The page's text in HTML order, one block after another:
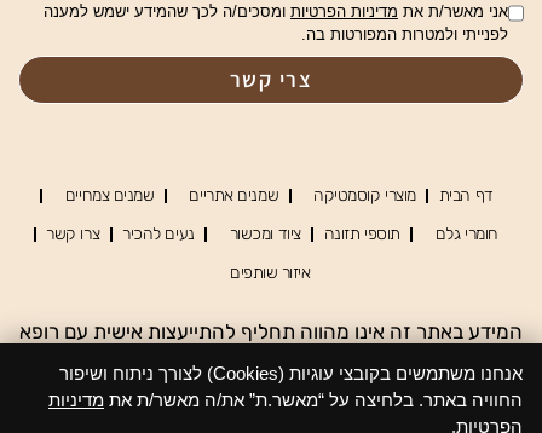
אני מאשר/ת את מדיניות הפרטיות ומסכים/ה לכך שהמידע ישמש למענה
לפנייתי ולמטרות המפורטות בה.
צרי קשר
דף הבית מוצרי קוסמטיקה שמנים אתריים
שמנים צמחיים
חומרי גלם
תוספי תזונה ציוד ומכשור נעים להכיר
צרו קשר
איזור שותפים
המידע באתר זה אינו מהווה תחליף להתייעצות אישית עם רופא
או נטורופת מוסמך, אין להסתמך על המידע כמקור מידע יחיד,
שימוש ו/או צפיה בנתונים באתר מעידים על הסכמתך לתנאי
אנחנו משתמשים בקובצי עוגיות (Cookies) לצורך ניתוח ושיפור
החוויה באתר. בלחיצה על “מאשר.ת” את/ה מאשר/ת את מדיניות
הפרטיות.